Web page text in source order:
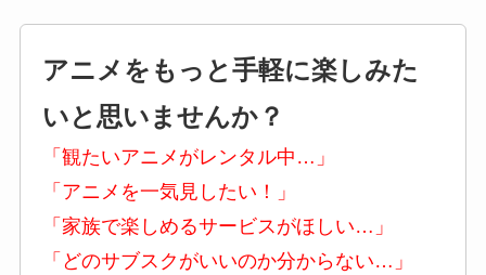
アニメをもっと手軽に楽しみた
いと思いませんか？
「観たいアニメがレンタル中…」
「アニメを一気見したい！」
「家族で楽しめるサービスがほしい…」
「どのサブスクがいいのか分からない…」